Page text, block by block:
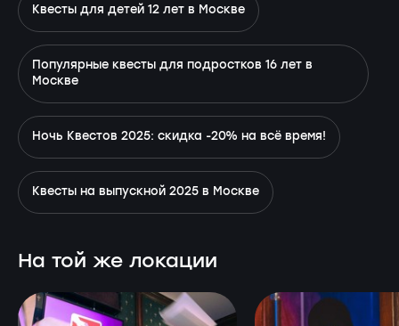
Квесты для детей 12 лет в Москве
Популярные квесты для подростков 16 лет в
Москве
Ночь Квестов 2025: скидка -20% на всё время!
Квесты на выпускной 2025 в Москве
На той же локации